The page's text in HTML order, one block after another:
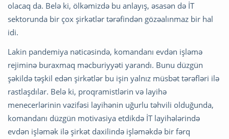
olacaq da. Belə ki, ölkəmizdə bu anlayış, əsasən də İT
sektorunda bir çox şirkətlər tərəfindən gözəalınmaz bir hal
idi.
Lakin pandemiya nəticəsində, komandanı evdən işləmə
rejiminə buraxmaq məcburiyyəti yarandı. Bunu düzgün
şəkildə təşkil edən şirkətlər bu işin yalnız müsbət tərəfləri ilə
rastlaşdılar. Belə ki, proqramistlərin və layihə
menecerlərinin vəzifəsi layihənin uğurlu təhvili olduğunda,
komandanı düzgün motivasiya etdikdə İT layihələrində
evdən işləmək ilə şirkət daxilində işləməkdə bir fərq